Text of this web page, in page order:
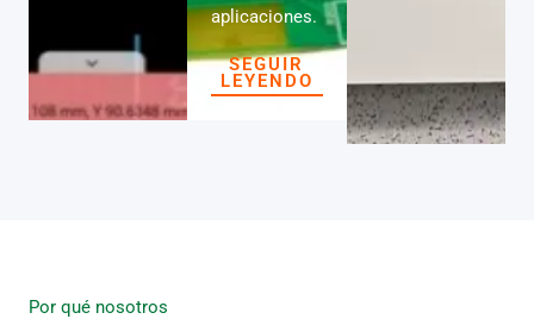
aplicaciones.
SEGUIR
LEYENDO
Por qué nosotros